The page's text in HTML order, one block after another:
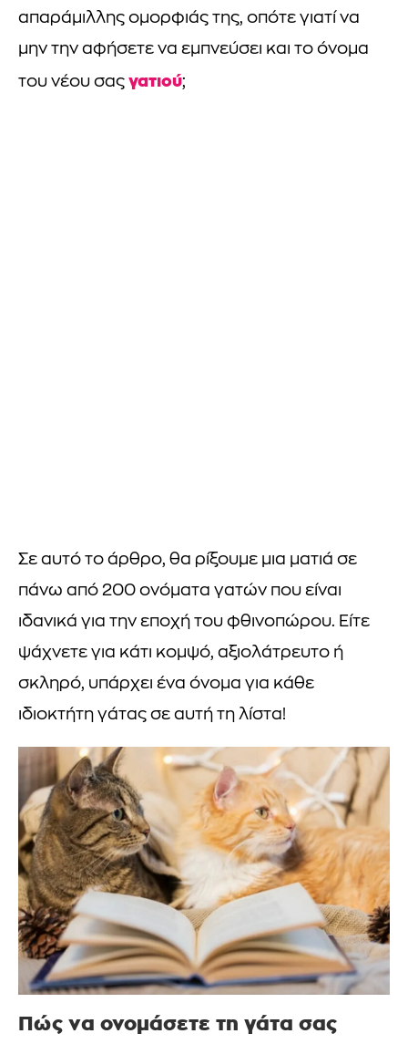
απαράμιλλης ομορφιάς της, οπότε γιατί να
μην την αφήσετε να εμπνεύσει και το όνομα
του νέου σας γατιού;
Σε αυτό το άρθρο, θα ρίξουμε μια ματιά σε
πάνω από 200 ονόματα γατών που είναι
ιδανικά για την εποχή του φθινοπώρου. Είτε
ψάχνετε για κάτι κομψό, αξιολάτρευτο ή
σκληρό, υπάρχει ένα όνομα για κάθε
ιδιοκτήτη γάτας σε αυτή τη λίστα!
Πώς να ονομάσετε τη γάτα σας